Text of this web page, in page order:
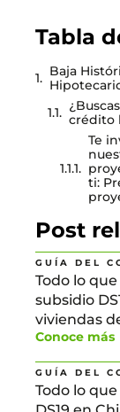
Tabla
Baja
crédito
Te
ti:
Post
GUÍA DEL
Todo lo
subsidio
viviendas
Conoce más
GUÍA DEL
Todo lo